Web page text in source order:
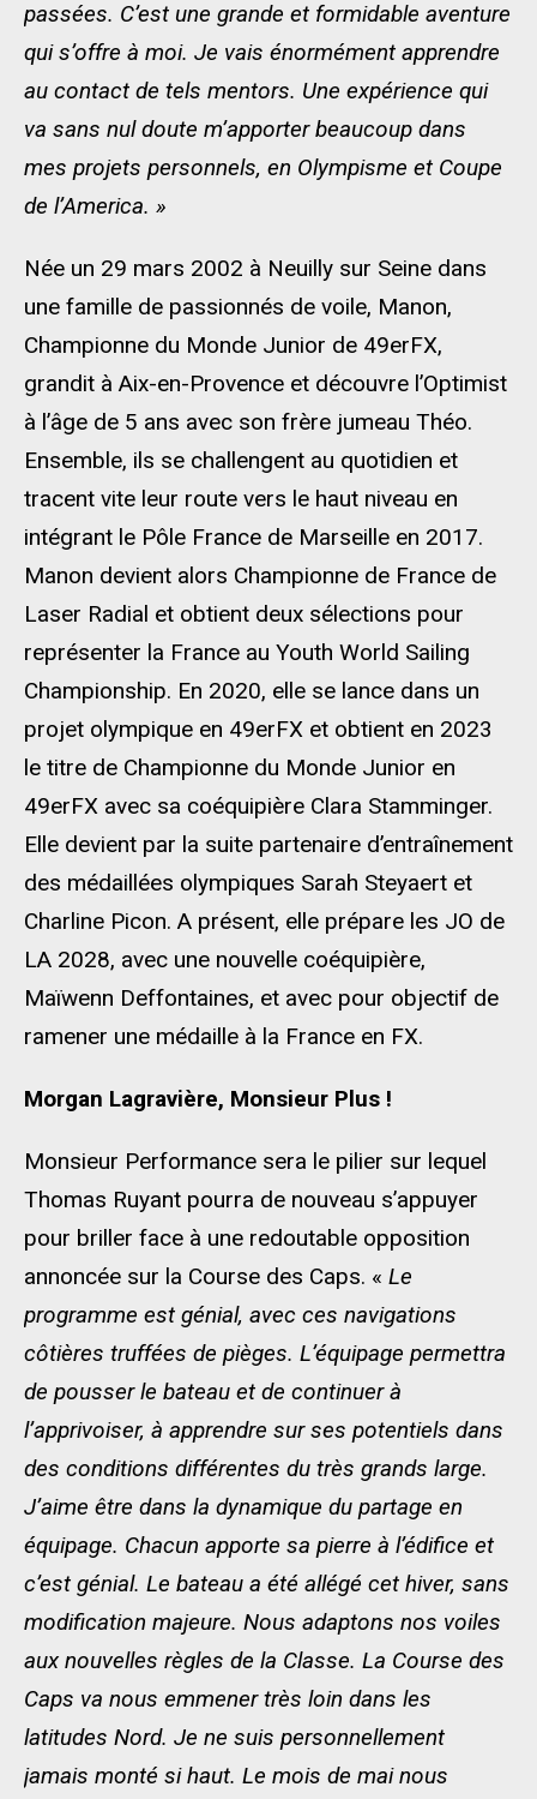
passées. C’est une grande et formidable aventure
qui s’offre à moi. Je vais énormément apprendre
au contact de tels mentors. Une expérience qui
va sans nul doute m’apporter beaucoup dans
mes projets personnels, en Olympisme et Coupe
de l’America. »
Née un 29 mars 2002 à Neuilly sur Seine dans
une famille de passionnés de voile, Manon,
Championne du Monde Junior de 49erFX,
grandit à Aix-en-Provence et découvre l’Optimist
à l’âge de 5 ans avec son frère jumeau Théo.
Ensemble, ils se challengent au quotidien et
tracent vite leur route vers le haut niveau en
intégrant le Pôle France de Marseille en 2017.
Manon devient alors Championne de France de
Laser Radial et obtient deux sélections pour
représenter la France au Youth World Sailing
Championship. En 2020, elle se lance dans un
projet olympique en 49erFX et obtient en 2023
le titre de Championne du Monde Junior en
49erFX avec sa coéquipière Clara Stamminger.
Elle devient par la suite partenaire d’entraînement
des médaillées olympiques Sarah Steyaert et
Charline Picon. A présent, elle prépare les JO de
LA 2028, avec une nouvelle coéquipière,
Maïwenn Deffontaines, et avec pour objectif de
ramener une médaille à la France en FX.
Morgan Lagravière, Monsieur Plus !
Monsieur Performance sera le pilier sur lequel
Thomas Ruyant pourra de nouveau s’appuyer
pour briller face à une redoutable opposition
annoncée sur la Course des Caps. « Le
programme est génial, avec ces navigations
côtières truffées de pièges. L’équipage permettra
de pousser le bateau et de continuer à
l’apprivoiser, à apprendre sur ses potentiels dans
des conditions différentes du très grands large.
J’aime être dans la dynamique du partage en
équipage. Chacun apporte sa pierre à l’édifice et
c’est génial. Le bateau a été allégé cet hiver, sans
modification majeure. Nous adaptons nos voiles
aux nouvelles règles de la Classe. La Course des
Caps va nous emmener très loin dans les
latitudes Nord. Je ne suis personnellement
jamais monté si haut. Le mois de mai nous